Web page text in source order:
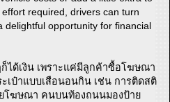
required, drivers can turn
delightful opportunity for financial
ได้เงิน เพราะแค่มีลูกค้าซื้อโฆษณา
เป๋าแบบเสือนอนกิน เช่น การติดสติ
โฆษณา คนบนท้องถนนมองป้าย